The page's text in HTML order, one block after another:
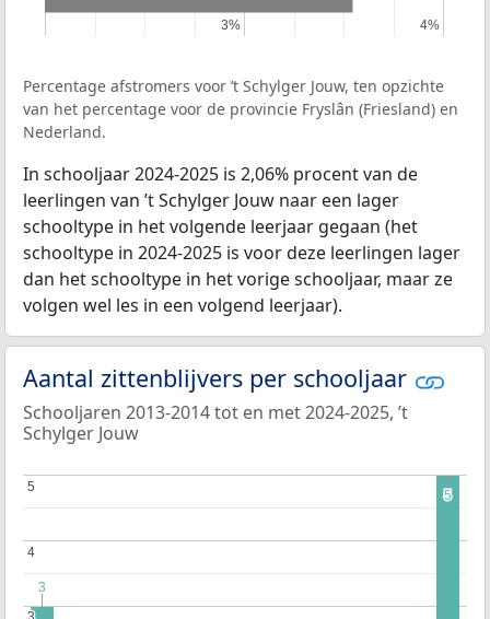
3%
3% 4%
4%
Percentage afstromers voor ’t Schylger Jouw, ten opzichte
van het percentage voor de provincie Fryslân (Friesland) en
Nederland.
In schooljaar 2024-2025 is 2,06% procent van de
leerlingen van ’t Schylger Jouw naar een lager
schooltype in het volgende leerjaar gegaan (het
schooltype in 2024-2025 is voor deze leerlingen lager
dan het schooltype in het vorige schooljaar, maar ze
volgen wel les in een volgend leerjaar).
Aantal zittenblijvers per schooljaar
Schooljaren 2013-2014 tot en met 2024-2025, ’t
Schylger Jouw
4
4
5
5
3
3
5
5